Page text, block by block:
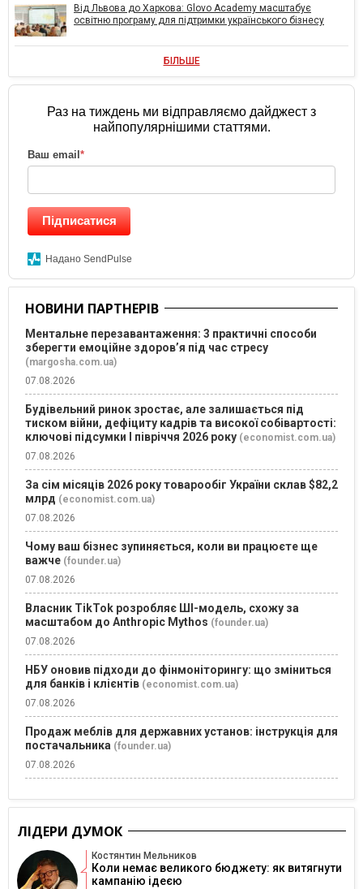
Від Львова до Харкова: Glovo Academy масштабує
освітню програму для підтримки українського бізнесу
БІЛЬШЕ
Раз на тиждень ми відправляємо дайджест з
найпопулярнішими статтями.
Ваш email *
Підписатися
Надано SendPulse
НОВИНИ ПАРТНЕРІВ
Ментальне перезавантаження: 3 практичні способи
зберегти емоційне здоров’я під час стресу
(margosha.com.ua)
07.08.2026
Будівельний ринок зростає, але залишається під
тиском війни, дефіциту кадрів та високої собівартості:
ключові підсумки І півріччя 2026 року (economist.com.ua)
07.08.2026
За сім місяців 2026 року товарообіг України склав $82,2
млрд (economist.com.ua)
07.08.2026
Чому ваш бізнес зупиняється, коли ви працюєте ще
важче (founder.ua)
07.08.2026
Власник TikTok розробляє ШІ-модель, схожу за
масштабом до Anthropic Mythos (founder.ua)
07.08.2026
НБУ оновив підходи до фінмоніторингу: що зміниться
для банків і клієнтів (economist.com.ua)
07.08.2026
Продаж меблів для державних установ: інструкція для
постачальника (founder.ua)
07.08.2026
ЛІДЕРИ ДУМОК
Костянтин Мельников
Коли немає великого бюджету: як витягнути
кампанію ідеєю